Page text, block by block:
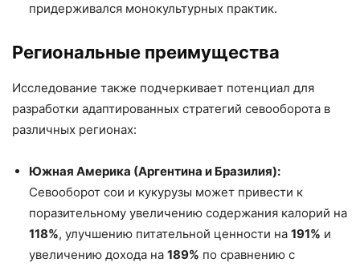
придерживался монокультурных практик.
Региональные преимущества
Исследование также подчеркивает потенциал для
разработки адаптированных стратегий севооборота в
различных регионах:
Южная Америка (Аргентина и Бразилия):
Севооборот сои и кукурузы может привести к
поразительному увеличению содержания калорий на
118%, улучшению питательной ценности на 191% и
увеличению дохода на 189% по сравнению с